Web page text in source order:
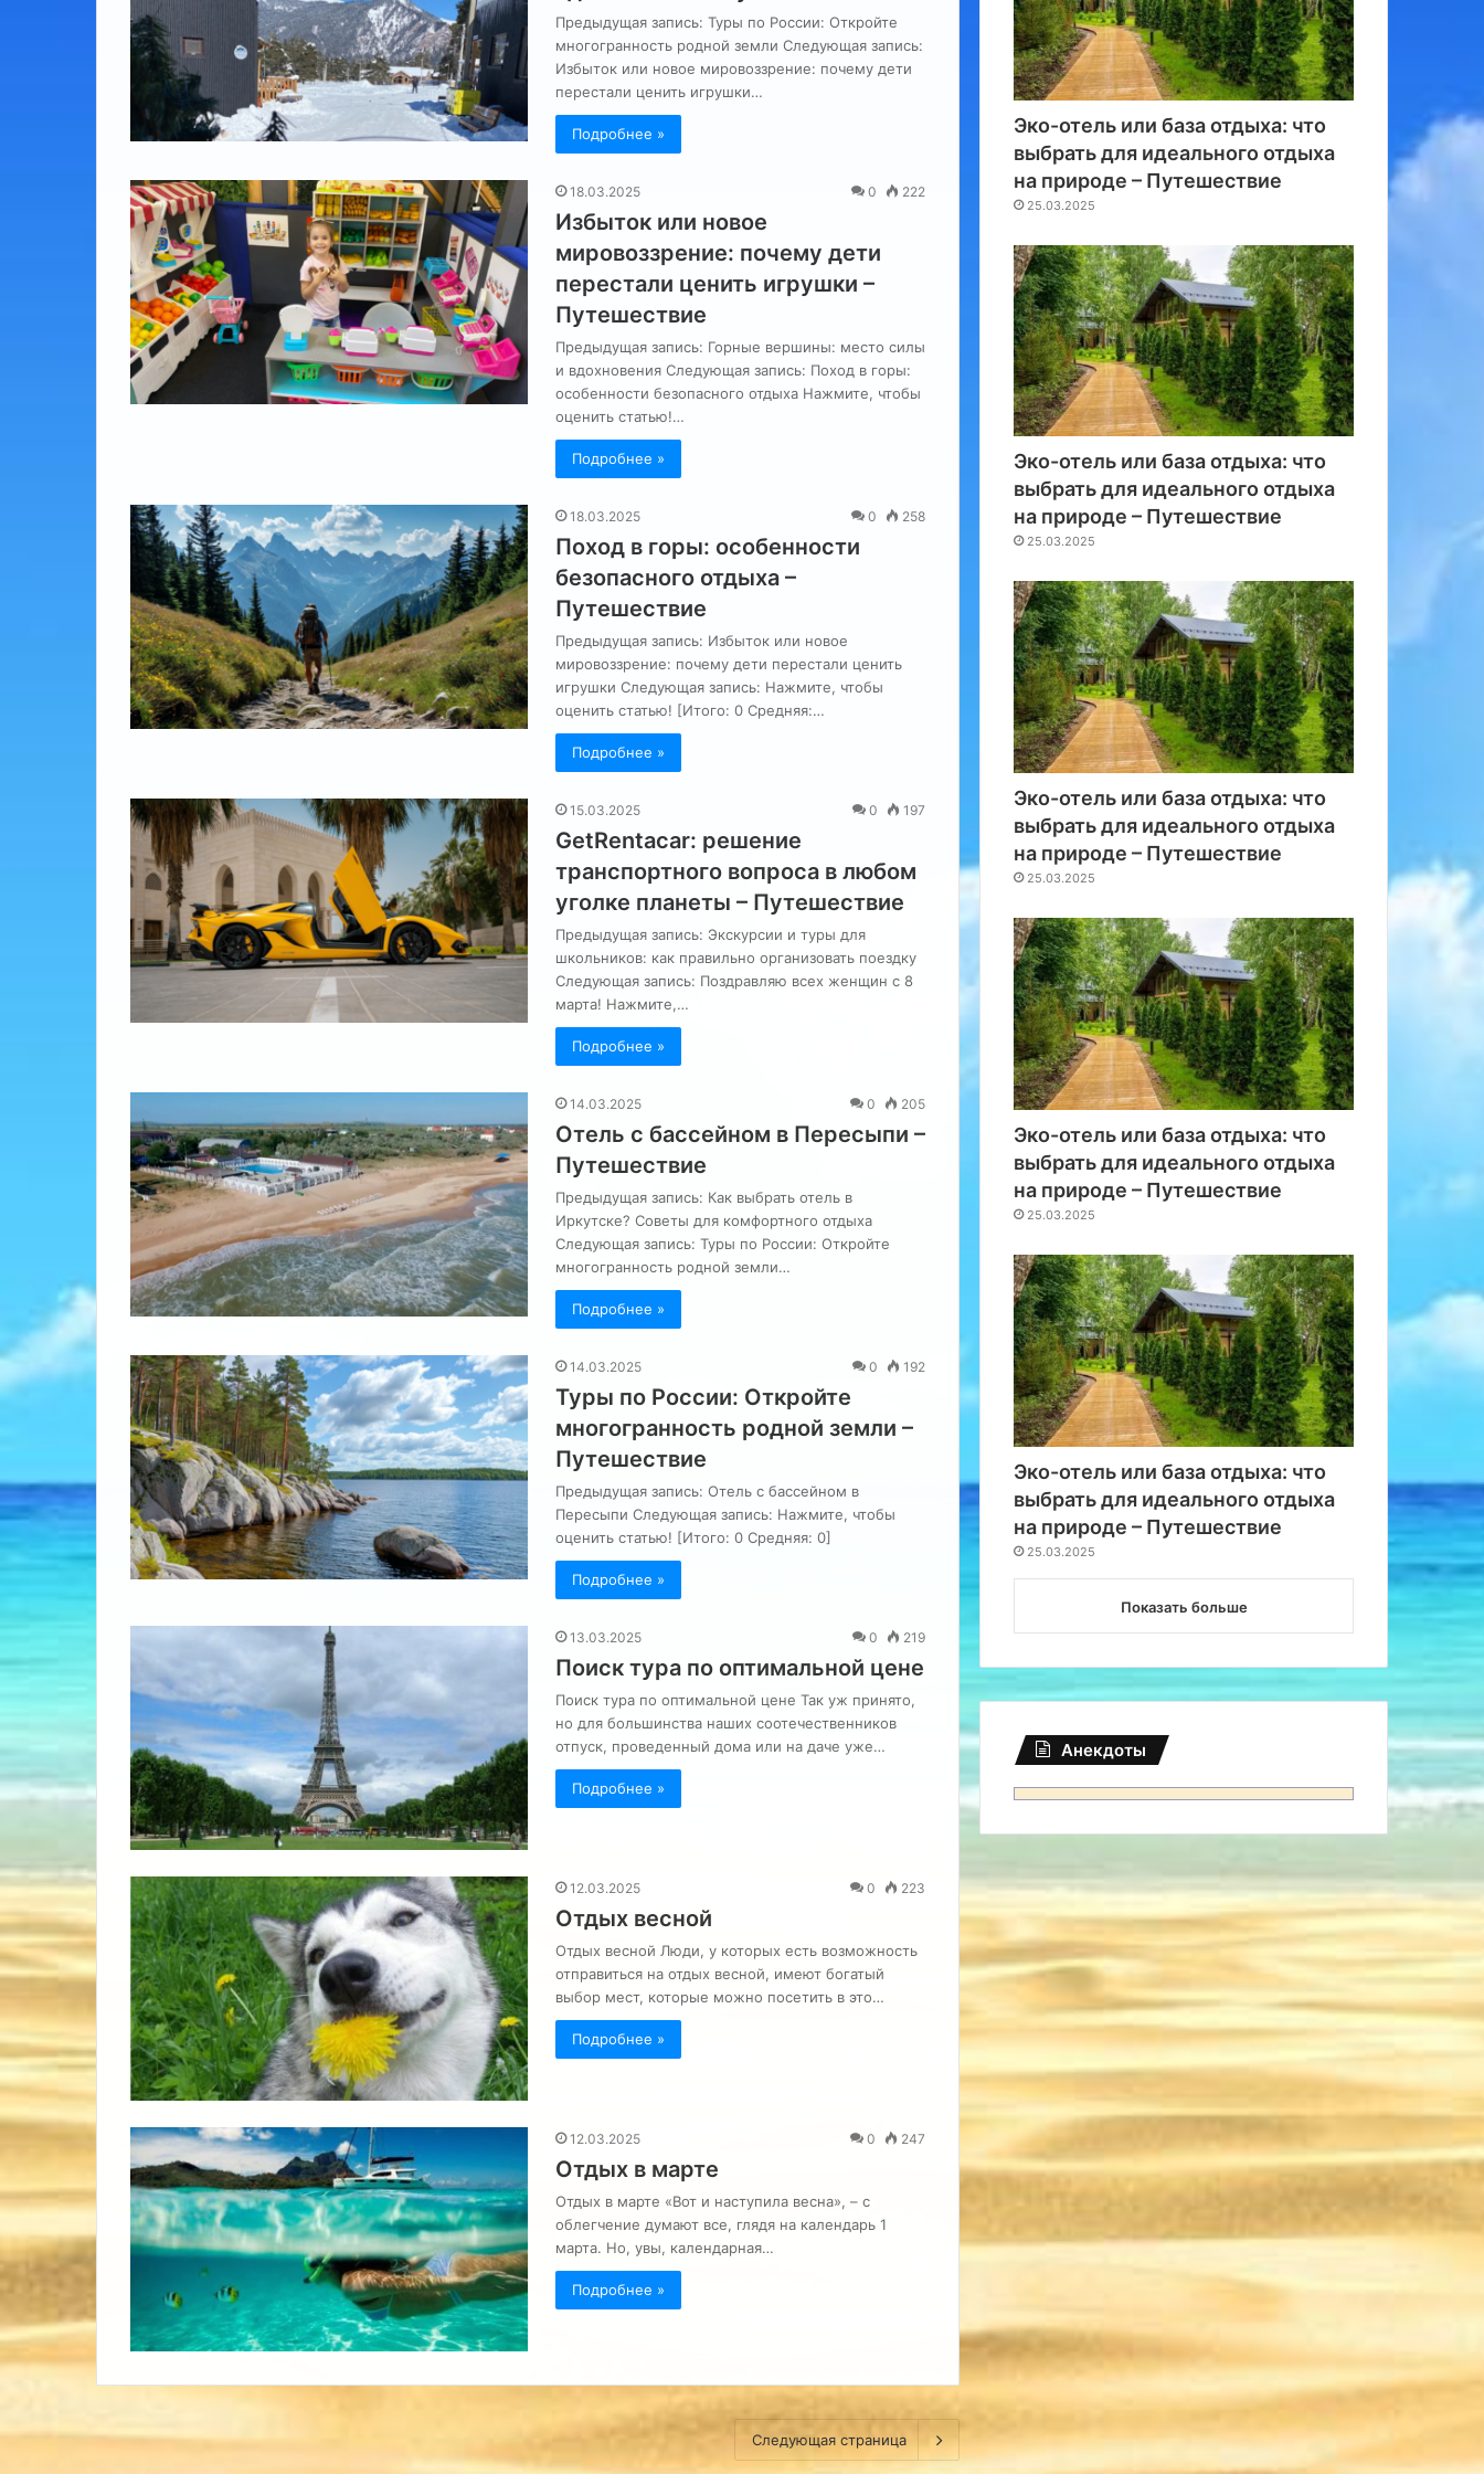
Предыдущая запись: Туры по России: Откройте
многогранность родной земли Следующая запись:
Избыток или новое мировоззрение: почему дети
перестали ценить игрушки…
Подробнее »
18.03.2025 0 222
Избыток или новое
мировоззрение: почему дети
перестали ценить игрушки –
Путешествие
Предыдущая запись: Горные вершины: место силы
и вдохновения Следующая запись: Поход в горы:
особенности безопасного отдыха Нажмите, чтобы
оценить статью!…
Подробнее »
18.03.2025 0 258
Поход в горы: особенности
безопасного отдыха –
Путешествие
Предыдущая запись: Избыток или новое
мировоззрение: почему дети перестали ценить
игрушки Следующая запись: Нажмите, чтобы
оценить статью! [Итого: 0 Средняя:…
Подробнее »
15.03.2025 0 197
GetRentacar: решение
транспортного вопроса в любом
уголке планеты – Путешествие
Предыдущая запись: Экскурсии и туры для
школьников: как правильно организовать поездку
Следующая запись: Поздравляю всех женщин с 8
марта! Нажмите,…
Подробнее »
14.03.2025 0 205
Отель с бассейном в Пересыпи –
Путешествие
Предыдущая запись: Как выбрать отель в
Иркутске? Советы для комфортного отдыха
Следующая запись: Туры по России: Откройте
многогранность родной земли…
Подробнее »
14.03.2025 0 192
Туры по России: Откройте
многогранность родной земли –
Путешествие
Предыдущая запись: Отель с бассейном в
Пересыпи Следующая запись: Нажмите, чтобы
оценить статью! [Итого: 0 Средняя: 0]
Подробнее »
13.03.2025 0 219
Поиск тура по оптимальной цене
Поиск тура по оптимальной цене Так уж принято,
но для большинства наших соотечественников
отпуск, проведенный дома или на даче уже…
Подробнее »
12.03.2025 0 223
Отдых весной
Отдых весной Люди, у которых есть возможность
отправиться на отдых весной, имеют богатый
выбор мест, которые можно посетить в это…
Подробнее »
12.03.2025 0 247
Отдых в марте
Отдых в марте «Вот и наступила весна», – с
облегчение думают все, глядя на календарь 1
марта. Но, увы, календарная…
Подробнее »
Следующая страница
Эко-отель или база отдыха: что
выбрать для идеального отдыха
на природе – Путешествие
25.03.2025
Эко-отель или база отдыха: что
выбрать для идеального отдыха
на природе – Путешествие
25.03.2025
Эко-отель или база отдыха: что
выбрать для идеального отдыха
на природе – Путешествие
25.03.2025
Эко-отель или база отдыха: что
выбрать для идеального отдыха
на природе – Путешествие
25.03.2025
Эко-отель или база отдыха: что
выбрать для идеального отдыха
на природе – Путешествие
25.03.2025
Показать больше
Анекдоты